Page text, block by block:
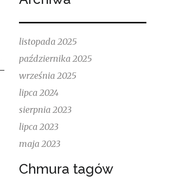
listopada 2025
października 2025
września 2025
lipca 2024
sierpnia 2023
lipca 2023
maja 2023
Chmura tagów